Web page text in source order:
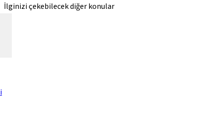
İlginizi çekebilecek diğer konular